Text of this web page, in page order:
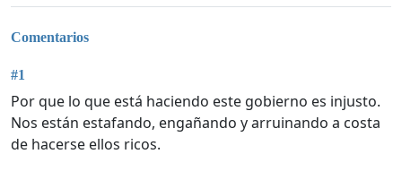
Comentarios
#1
Por que lo que está haciendo este gobierno es injusto.
Nos están estafando, engañando y arruinando a costa
de hacerse ellos ricos.